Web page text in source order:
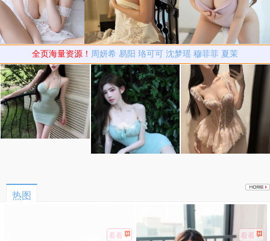
全页海量资源！ 周妍希 易阳 珞可可 沈梦瑶 穆菲菲 夏茉
热图
看看 看看